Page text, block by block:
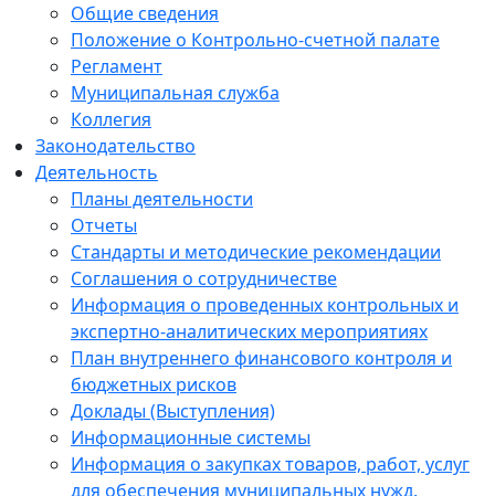
Общие сведения
Положение о Контрольно-счетной палате
Регламент
Муниципальная служба
Коллегия
Законодательство
Деятельность
Планы деятельности
Отчеты
Стандарты и методические рекомендации
Соглашения о сотрудничестве
Информация о проведенных контрольных и
экспертно-аналитических мероприятиях
План внутреннего финансового контроля и
бюджетных рисков
Доклады (Выступления)
Информационные системы
Информация о закупках товаров, работ, услуг
для обеспечения муниципальных нужд.